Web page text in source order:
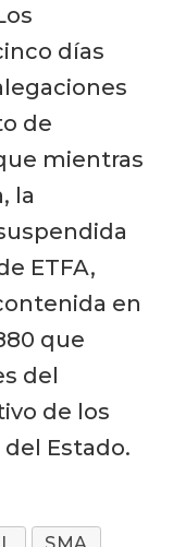
días
de
mientras
la
ETFA,
en
que
del
de los
Estado.